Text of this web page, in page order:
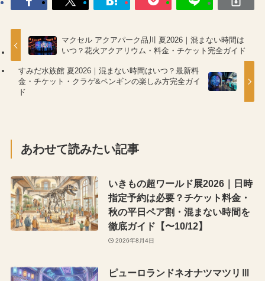
マクセル アクアパーク品川 夏2026｜混まない時間は
いつ？花火アクアリウム・料金・チケット完全ガイド
すみだ水族館 夏2026｜混まない時間はいつ？最新料
金・チケット・クラゲ&ペンギンの楽しみ方完全ガイ
ド
あわせて読みたい記事
いきもの超ワールド展2026｜日時
指定予約は必要？チケット料金・
秋の平日ペア割・混まない時間を
徹底ガイド【〜10/12】
2026年8月4日
ピューロランドネオナツマツリⅢ